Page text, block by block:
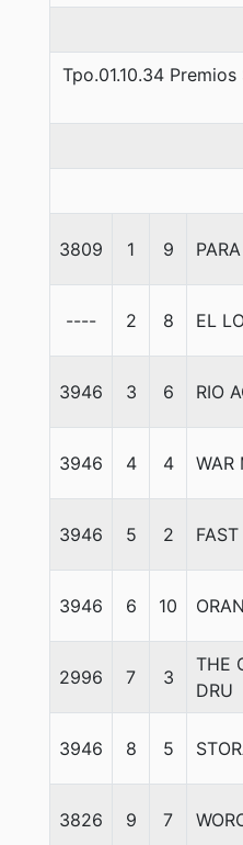
Tpo.01.10.34
3809 1 9
---- 2 8 EL
3946 3 6 RIO
3946 4 4 WAR
3946 5 2
3946 6 10
2996 7 3
THE
DRU
3946 8 5
3826 9 7